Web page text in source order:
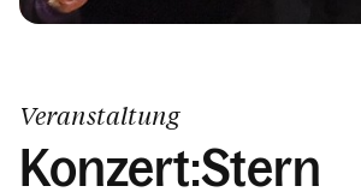
Veranstaltung
Konzert:Stern